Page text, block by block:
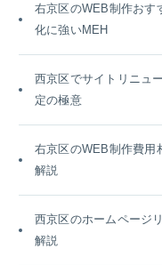
右京区のWEB制作おす
化に強いMEH
西京区でサイトリニュ
定の極意
右京区のWEB制作費用
解説
西京区のホームページ
解説